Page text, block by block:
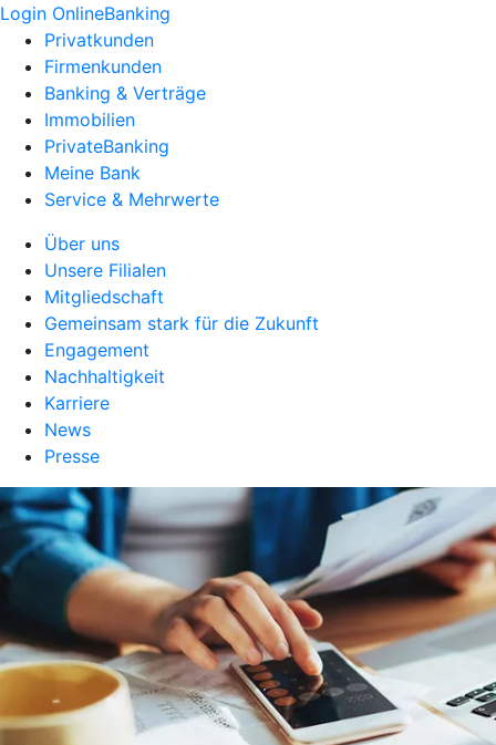
Login OnlineBanking
Privatkunden
Firmenkunden
Banking & Verträge
Immobilien
PrivateBanking
Meine Bank
Service & Mehrwerte
Über uns
Unsere Filialen
Mitgliedschaft
Gemeinsam stark für die Zukunft
Engagement
Nachhaltigkeit
Karriere
News
Presse